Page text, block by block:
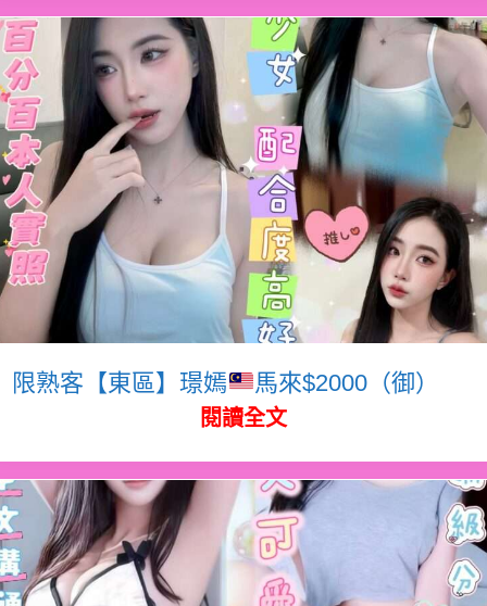
限熟客【東區】璟嫣 馬來$2000（御）
閱讀全文